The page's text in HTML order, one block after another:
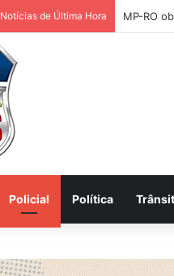
Notícias de Última Hora MP-RO
Policial Política